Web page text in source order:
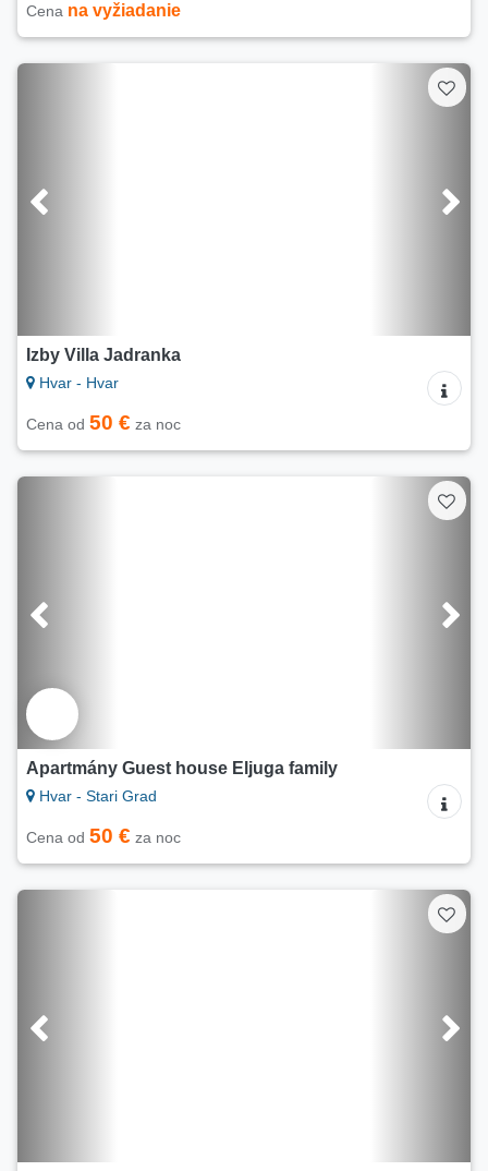
Cena na vyžiadanie
Izby Villa Jadranka
Hvar - Hvar
Cena od 50 € za noc
Apartmány Guest house Eljuga family
Hvar - Stari Grad
Cena od 50 € za noc